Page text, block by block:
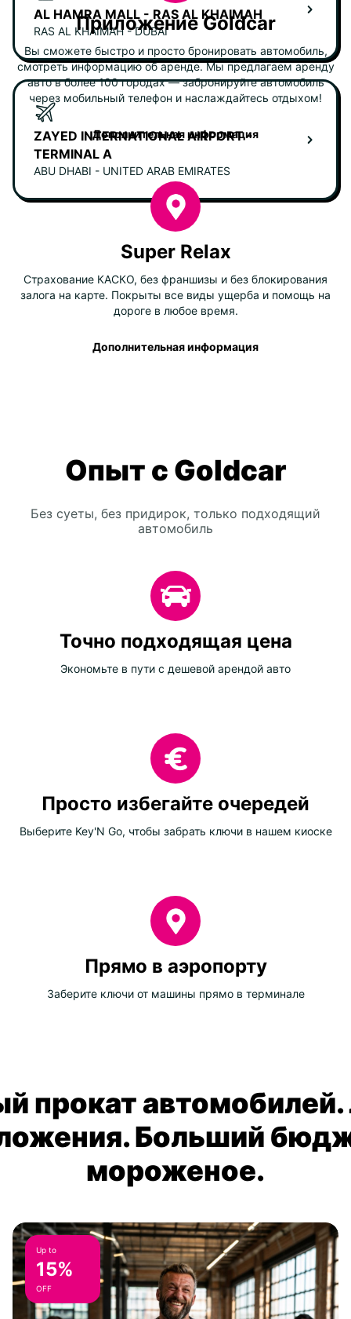
AL HAMRA MALL - RAS AL KHAIMAH
RAS AL KHAIMAH - DUBAI
ZAYED INTERNATIONAL AIRPORT -
TERMINAL A
ABU DHABI - UNITED ARAB EMIRATES
Приложение Goldcar
Вы сможете быстро и просто бронировать автомобиль,
смотреть информацию об аренде. Мы предлагаем аренду
авто в более 100 городах — забронируйте автомобиль
через мобильный телефон и наслаждайтесь отдыхом!
Дополнительная информация
Super Relax
Страхование КАСКО, без франшизы и без блокирования
залога на карте. Покрыты все виды ущерба и помощь на
дороге в любое время.
Дополнительная информация
Опыт с Goldcar
Без суеты, без придирок, только подходящий
автомобиль
Точно подходящая цена
Экономьте в пути с дешевой арендой авто
Просто избегайте очередей
Выберите Key'N Go, чтобы забрать ключи в нашем киоске
Прямо в аэропорту
Заберите ключи от машины прямо в терминале
прокат
Больший
мороженое.
Up to
15%
OFF